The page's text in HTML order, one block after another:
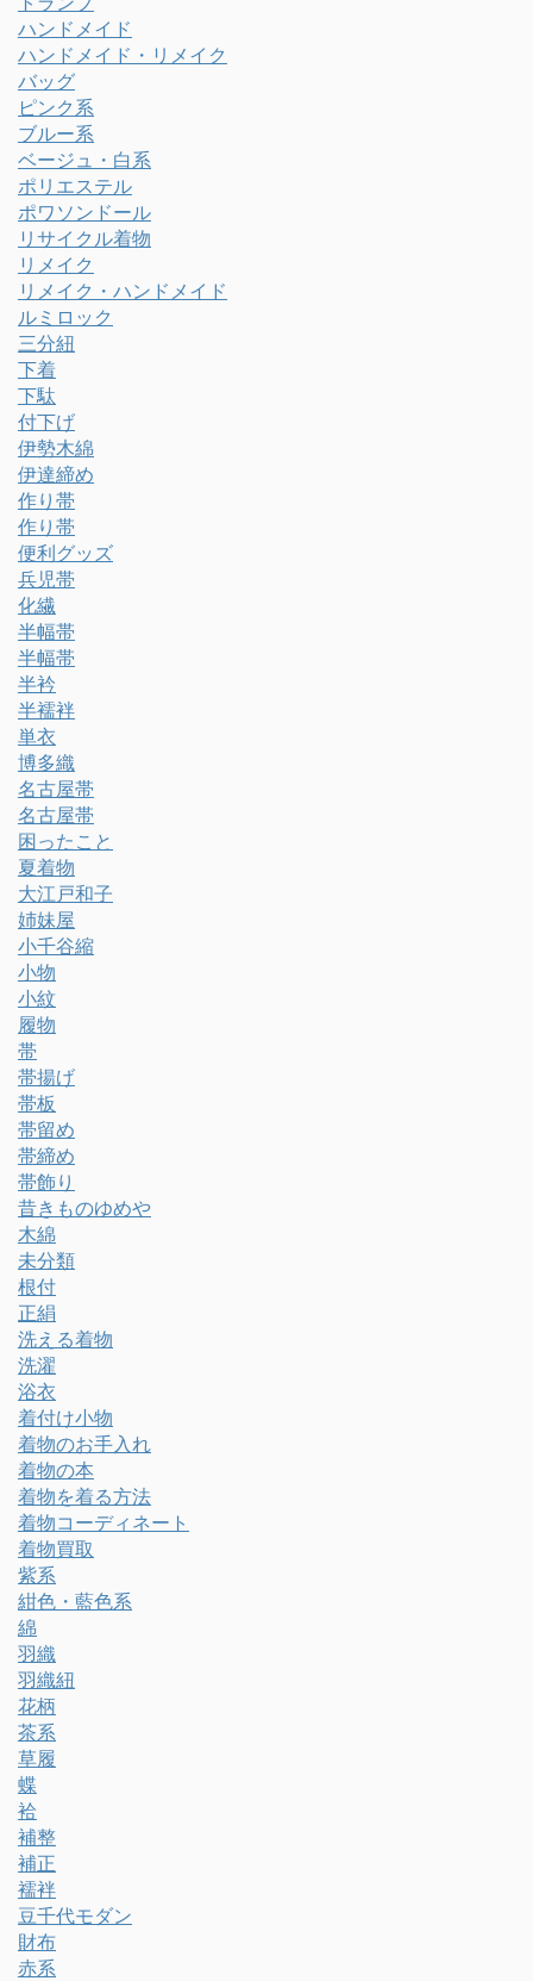
ハンドメイド
ハンドメイド・リメイク
バッグ
ピンク系
ブルー系
ベージュ・白系
ポリエステル
ポワソンドール
リサイクル着物
リメイク
リメイク・ハンドメイド
ルミロック
三分紐
下着
下駄
付下げ
伊勢木綿
伊達締め
作り帯
作り帯
便利グッズ
兵児帯
化繊
半幅帯
半幅帯
半衿
半襦袢
単衣
博多織
名古屋帯
名古屋帯
困ったこと
夏着物
大江戸和子
姉妹屋
小千谷縮
小物
小紋
履物
帯
帯揚げ
帯板
帯留め
帯締め
帯飾り
昔きものゆめや
木綿
未分類
根付
正絹
洗える着物
洗濯
浴衣
着付け小物
着物のお手入れ
着物の本
着物を着る方法
着物コーディネート
着物買取
紫系
紺色・藍色系
綿
羽織
羽織紐
花柄
茶系
草履
蝶
袷
補整
補正
襦袢
豆千代モダン
財布
赤系